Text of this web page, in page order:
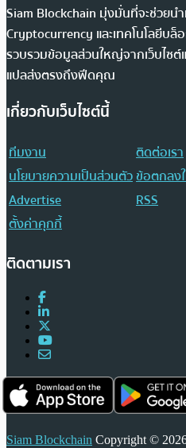
Siam Blockchain มุ่งมั่นที่จะช่วยน
Cryptocurrency และเทคโนโลยีบล็
รวบรวมข้อมูลส่วนใหญ่จากเว็บไซต์
แปลส่งตรงถึงฟีดคุณ
เกี่ยวกับเว็บไซต์นี้
ทีมงาน
ติดต่อเรา
นโยบายความเป็นส่วนตัวข้อตกลง
Advertise
RSS
ตั้งค่าคุกกี้
ติดตามเรา
Siam Blockchain Copyright ©